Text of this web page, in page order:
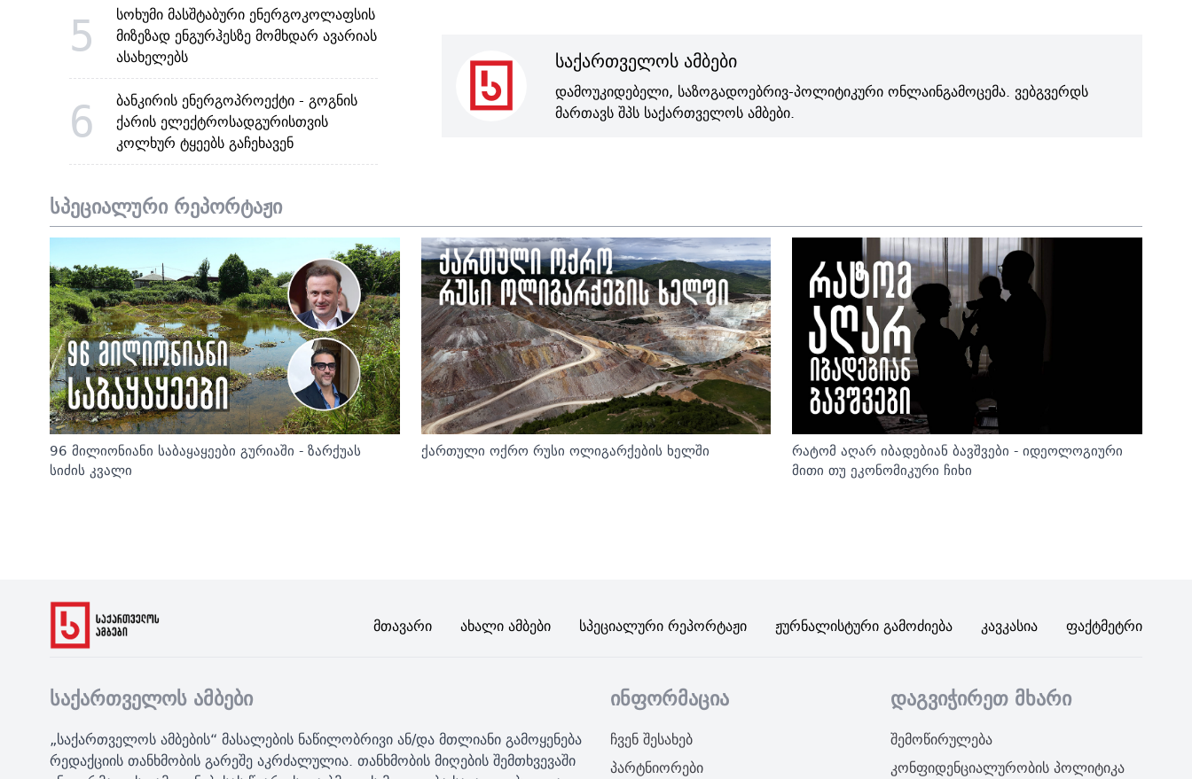
5
სოხუმი მასშტაბური ენერგოკოლაფსის
მიზეზად ენგურჰესზე მომხდარ ავარიას
ასახელებს
6
ბანკირის ენერგოპროექტი - გოგნის
ქარის ელექტროსადგურისთვის
კოლხურ ტყეებს გაჩეხავენ
საქართველოს ამბები
დამოუკიდებელი, საზოგადოებრივ-პოლიტიკური ონლაინგამოცემა. ვებგვერდს
მართავს შპს საქართველოს ამბები.
სპეციალური რეპორტაჟი
96 მილიონიანი საბაყაყეები გურიაში - ზარქუას
სიძის კვალი
ქართული ოქრო რუსი ოლიგარქების ხელში
რატომ აღარ იბადებიან ბავშვები - იდეოლოგიური
მითი თუ ეკონომიკური ჩიხი
Მთავარი Ახალი Ამბები Სპეციალური Რეპორტაჟი Ჟურნალისტური Გამოძიება Კავკასია Ფაქტმეტრი
საქართველოს ამბები
„საქართველოს ამბების“ მასალების ნაწილობრივი ან/და მთლიანი გამოყენება
რედაქციის თანხმობის გარეშე აკრძალულია. თანხმობის მიღების შემთხვევაში
ინფორმაცია
ჩვენ შესახებ
პარტნიორები
დაგვიჭირეთ მხარი
შემოწირულება
კონფიდენციალურობის პოლიტიკა